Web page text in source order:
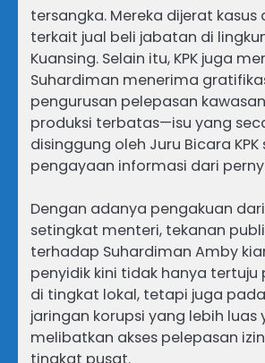
tersangka. Mereka dijerat kasus
terkait jual beli jabatan di
Kuansing. Selain itu, KPK juga
Suhardiman menerima
pengurusan pelepasan
produksi terbatas—isu yang
disinggung oleh Juru Bicara
pengayaan informasi dari
Dengan adanya pengakuan
setingkat menteri, tekanan
terhadap Suhardiman Amby
penyidik kini tidak hanya tertuju
di tingkat lokal, tetapi juga
jaringan korupsi yang lebih luas
melibatkan akses pelepasan
tingkat pusat.